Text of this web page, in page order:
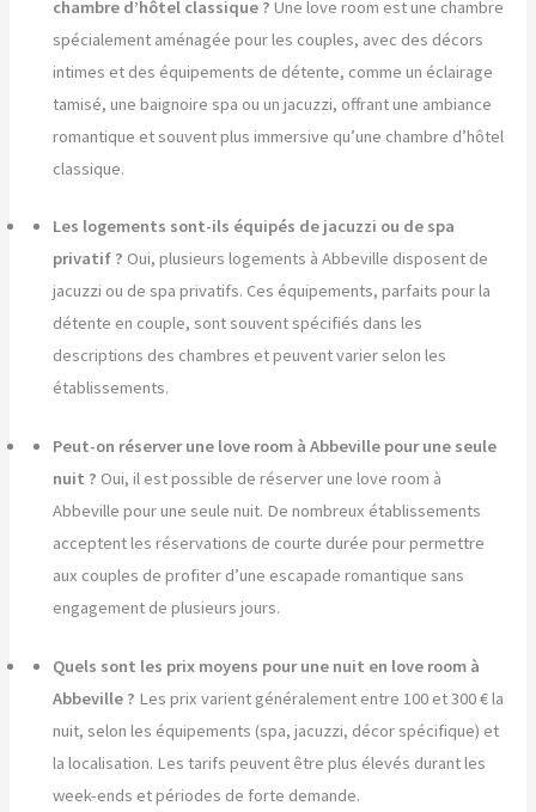
chambre d’hôtel classique ? Une love room est une chambre
spécialement aménagée pour les couples, avec des décors
intimes et des équipements de détente, comme un éclairage
tamisé, une baignoire spa ou un jacuzzi, offrant une ambiance
romantique et souvent plus immersive qu’une chambre d’hôtel
classique.
Les logements sont-ils équipés de jacuzzi ou de spa
privatif ? Oui, plusieurs logements à Abbeville disposent de
jacuzzi ou de spa privatifs. Ces équipements, parfaits pour la
détente en couple, sont souvent spécifiés dans les
descriptions des chambres et peuvent varier selon les
établissements.
Peut-on réserver une love room à Abbeville pour une seule
nuit ? Oui, il est possible de réserver une love room à
Abbeville pour une seule nuit. De nombreux établissements
acceptent les réservations de courte durée pour permettre
aux couples de profiter d’une escapade romantique sans
engagement de plusieurs jours.
Quels sont les prix moyens pour une nuit en love room à
Abbeville ? Les prix varient généralement entre 100 et 300 € la
nuit, selon les équipements (spa, jacuzzi, décor spécifique) et
la localisation. Les tarifs peuvent être plus élevés durant les
week-ends et périodes de forte demande.